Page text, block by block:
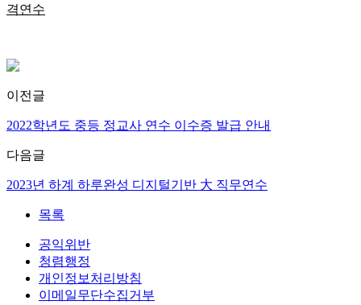
격연수
이전글
2022학년도 중등 정교사 연수 이수증 발급 안내
다음글
2023년 하계 하루완성 디지털기반 大 직무연수
목록
공익위반
청렴행정
개인정보처리방침
이메일무단수집거부